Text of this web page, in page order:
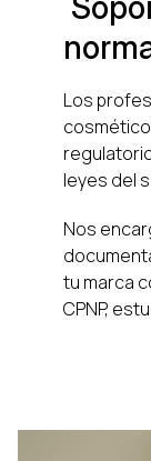
Los
leyes del
Nos
tu marca
CPNP,